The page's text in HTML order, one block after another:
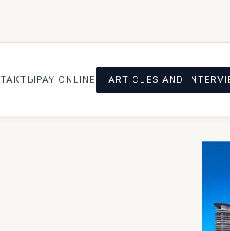
PAY ONLINE ARTICLES AND